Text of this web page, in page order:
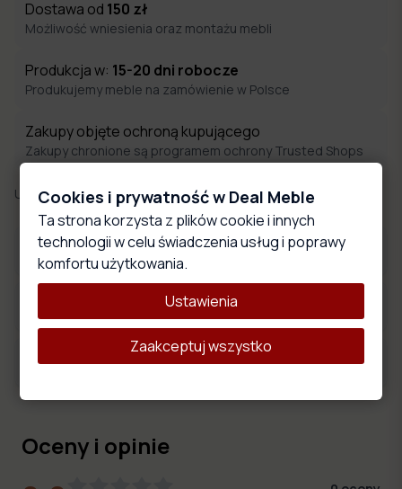
Dostawa od 150 zł
Możliwość wniesienia oraz montażu mebli
Produkcja w: 15-20 dni robocze
Produkujemy meble na zamówienie w Polsce
Zakupy objęte ochroną kupującego
Zakupy chronione są programem ochrony Trusted Shops
Udostępnij:
Materiały obiciowe
Opis produktu
Oceny i opinie
Cookies i prywatność w Deal Meble
Ta strona korzysta z plików cookie i innych
technologii w celu świadczenia usług i poprawy
komfortu użytkowania.
Ustawienia
Zaakceptuj wszystko